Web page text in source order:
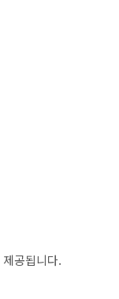
공됩니다.